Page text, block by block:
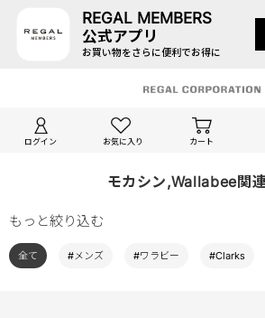
REGAL MEMBERS
公式アプリ
お買い物をさらに便利でお得に
ログイン お気に入り カート
モカシン,Wallabee関
もっと絞り込む
全て #メンズ #ワラビー #Clarks